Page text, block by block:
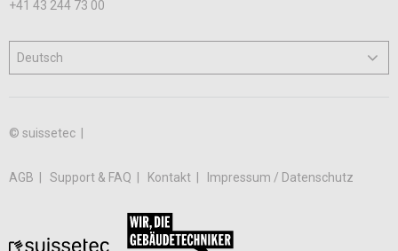
+41 43 244 73 00
© suissetec |
AGB Support & FAQ Kontakt Impressum / Datenschutz